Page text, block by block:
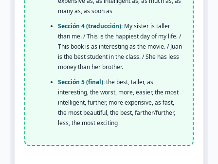
many as, as soon as
Sección 4 (traducción): My sister is taller
than me. / This is the happiest day of my life. /
This book is as interesting as the movie. / Juan
is the best student in the class. / She has less
money than her brother.
Sección 5 (final):the best, taller, as
interesting, the worst, more, easier, the most
intelligent, further, more expensive, as fast,
the most beautiful, the best, farther/further,
less, the most exciting